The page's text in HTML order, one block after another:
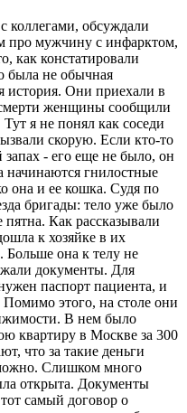
коллегами, обсуждали
про мужчину с инфарктом,
как констатировали
была не обычная
история. Они приехали в
женщины сообщили
я не понял как соседи
скорую. Если кто-то
- его еще не было, он
начинаются гнилостные
она и ее кошка. Судя по
бригады: тело уже было
Как рассказывали
к хозяйке в их
Больше она к телу не
документы. Для
паспорт пациента, и
Помимо этого, на столе они
В нем было
квартиру в Москве за 300
что за такие деньги
Слишком много
открыта. Документы
самый договор о